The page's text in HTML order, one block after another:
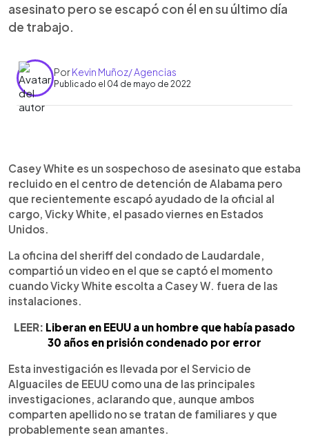
asesinato pero se escapó con él en su último día
de trabajo.
PorKevin Muñoz/ Agencias
Publicado el 04 de mayo de 2022
► Escuchar artículo
Casey White es un sospechoso de asesinato que estaba
recluido en el centro de detención de Alabama pero
que recientemente escapó ayudado de la oficial al
cargo, Vicky White, el pasado viernes en Estados
Unidos.
La oficina del sheriff del condado de Laudardale,
compartió un video en el que se captó el momento
cuando Vicky White escolta a Casey W. fuera de las
instalaciones.
LEER: Liberan en EEUU a un hombre que había pasado
30 años en prisión condenado por error
Esta investigación es llevada por el Servicio de
Alguaciles de EEUU como una de las principales
investigaciones, aclarando que, aunque ambos
comparten apellido no se tratan de familiares y que
probablemente sean amantes.